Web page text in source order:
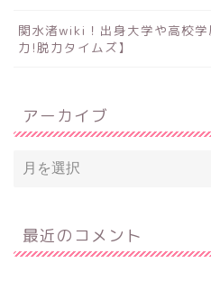
関水渚wiki！出身大学や高校
力!脱力タイムズ】
アーカイブ
最近のコメント